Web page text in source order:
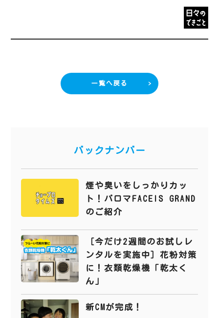
一覧へ戻る
バックナンバー
煙や臭いをしっかりカッ
ト！パロマFACEIS GRAND
のご紹介
［今だけ2週間のお試しレ
ンタルを実施中］花粉対策
に！衣類乾燥機「乾太く
ん」
新CMが完成！